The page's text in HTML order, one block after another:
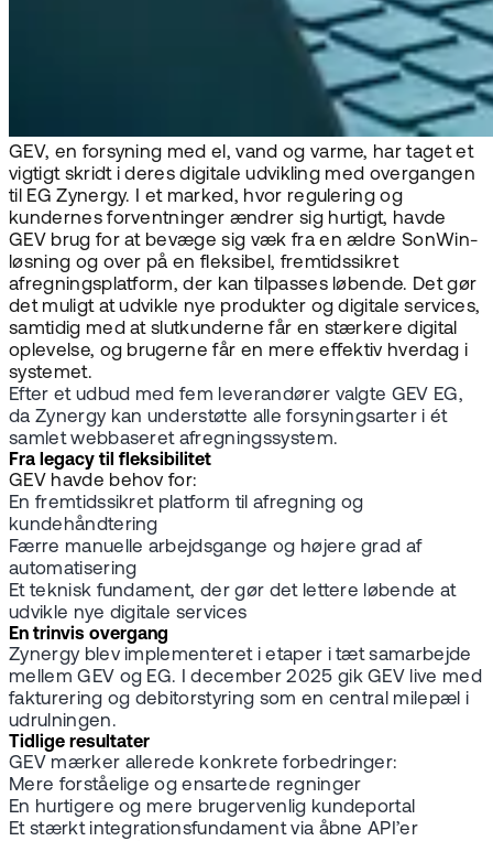
GEV, en forsyning med el, vand og varme, har taget et
vigtigt skridt i deres digitale udvikling med overgangen
til EG Zynergy. I et marked, hvor regulering og
kundernes forventninger ændrer sig hurtigt, havde
GEV brug for at bevæge sig væk fra en ældre SonWin-
løsning og over på en fleksibel, fremtidssikret
afregningsplatform, der kan tilpasses løbende. Det gør
det muligt at udvikle nye produkter og digitale services,
samtidig med at slutkunderne får en stærkere digital
oplevelse, og brugerne får en mere effektiv hverdag i
systemet.
Efter et udbud med fem leverandører valgte GEV EG,
da Zynergy kan understøtte alle forsyningsarter i ét
samlet webbaseret afregningssystem.
Fra legacy til fleksibilitet
GEV havde behov for:
En fremtidssikret platform til afregning og
kundehåndtering
Færre manuelle arbejdsgange og højere grad af
automatisering
Et teknisk fundament, der gør det lettere løbende at
udvikle nye digitale services
En trinvis overgang
Zynergy blev implementeret i etaper i tæt samarbejde
mellem GEV og EG. I december 2025 gik GEV live med
fakturering og debitorstyring som en central milepæl i
udrulningen.
Tidlige resultater
GEV mærker allerede konkrete forbedringer:
Mere forståelige og ensartede regninger
En hurtigere og mere brugervenlig kundeportal
Et stærkt integrationsfundament via åbne API’er